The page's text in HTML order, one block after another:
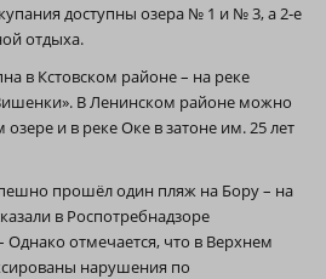
доступны озера № 1 и № 3, а 2‑е
отдыха.
в Кстовском районе – на реке
В Ленинском районе можно
и в реке Оке в затоне им. 25 лет
прошёл один пляж на Бору – на
в Роспотребнадзоре
Однако отмечается, что в Верхнем
нарушения по